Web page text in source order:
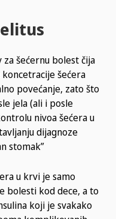
šećernu bolest čija
šećera
povećanje, zato što
jela (ali i posle
nivoa šećera u
dijagnoze
stomak”
u krvi je samo
bolesti kod dece, a to
koji je svakako